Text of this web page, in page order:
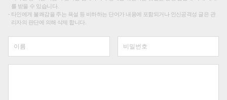
를 받을 수 있습니다.
타인에게 불쾌감을 주는 욕설 등 비하하는 단어가 내용에 포함되거나 인신공격성 글은 관
리자의 판단에 의해 삭제 합니다.